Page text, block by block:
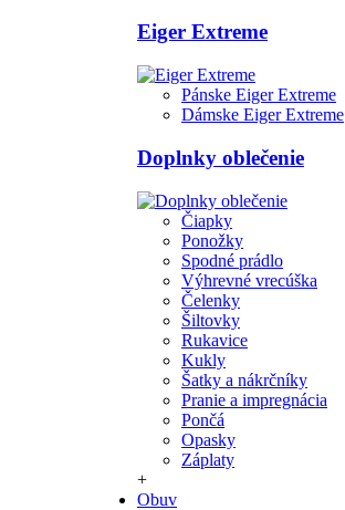
Eiger Extreme
Pánske Eiger Extreme
Dámske Eiger Extreme
Doplnky oblečenie
Čiapky
Ponožky
Spodné prádlo
Výhrevné vrecúška
Čelenky
Šiltovky
Rukavice
Kukly
Šatky a nákrčníky
Pranie a impregnácia
Pončá
Opasky
Záplaty
+
Obuv